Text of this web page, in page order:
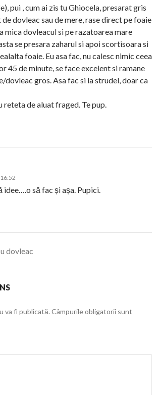
pui , cum ai zis tu Ghiocela, presarat gris
dovleac sau de mere, rase direct pe foaie
mica dovleacul si pe razatoarea mare
se presara zaharul si apoi scortisoara si
foaie. Eu asa fac, nu calesc nimic ceea
45 de minute, se face excelent si ramane
dovleac gros. Asa fac si la strudel, doar ca
reteta de aluat fraged. Te pup.
idee….o să fac și așa. Pupici.
dovleac
va fi publicată. Câmpurile obligatorii sunt